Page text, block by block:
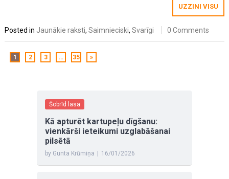
UZZINI VISU
Posted in Jaunākie raksti,Saimnieciski,Svarīgi 0 Comments
1 2 3 … 35 »
Šobrīd lasa
Kā apturēt kartupeļu dīgšanu:
vienkārši ieteikumi uzglabāšanai
pilsētā
by Gunta Krūmiņa | 16/01/2026